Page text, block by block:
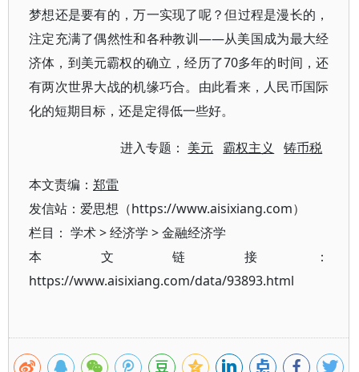
梦想还是要有的，万一实现了呢？但过程是漫长的，
注定充满了偶然性和各种教训——从美国成为最大经
济体，到美元霸权的确立，经历了70多年的时间，还
有两次世界大战的机缘巧合。由此看来，人民币国际
化的短期目标，还是定得低一些好。
进入专题： 美元 霸权主义 铸币税
本文责编： 郑雷
发信站：爱思想（https://www.aisixiang.com）
栏目： 学术>经济学 >金融经济学
本文链接：
https://www.aisixiang.com/data/93893.html